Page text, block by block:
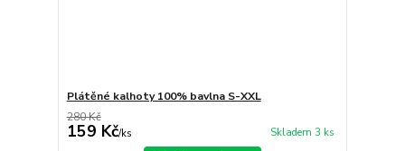
Plátěné kalhoty 100% bavlna S-XXL
280 Kč
159 Kč/ks Skladem 3 ks